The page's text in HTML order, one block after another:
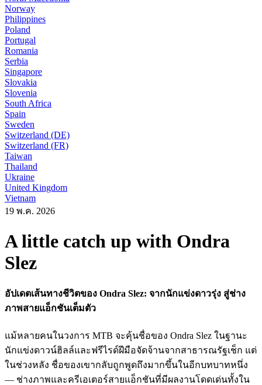
Norway
Philippines
Poland
Portugal
Romania
Serbia
Singapore
Slovakia
Slovenia
South Africa
Spain
Sweden
Switzerland (DE)
Switzerland (FR)
Taiwan
Thailand
Ukraine
United Kingdom
Vietnam
19 พ.ค. 2026
A little catch up with Ondra
Slez
อัปเดตเส้นทางชีวิตของ Ondra Slez: จากนักแข่งดาวรุ่ง สู่ช่าง
ภาพสายแอ็กชันเต็มตัว
แม้หลายคนในวงการ MTB จะคุ้นชื่อของ Ondra Slez ในฐานะ
นักแข่งดาวน์ฮิลล์และฟรีไรด์ฝีมือจัดจ้านจากสาธารณรัฐเช็ก แต่
ในช่วงหลัง ชื่อของเขากลับถูกพูดถึงมากขึ้นในอีกบทบาทหนึ่ง
— ช่างภาพและครีเอเตอร์สายแอ็กชันที่มีผลงานโดดเด่นทั้งใน